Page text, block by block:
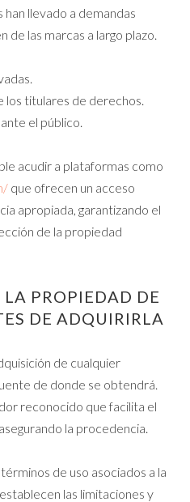
llevado a demandas
de las marcas a largo plazo.
los titulares de derechos.
el público.
acudir a plataformas como
que ofrecen un acceso
apropiada, garantizando el
de la propiedad
PROPIEDAD DE
DE ADQUIRIRLA
de cualquier
de donde se obtendrá.
reconocido que facilita el
la procedencia.
de uso asociados a la
las limitaciones y